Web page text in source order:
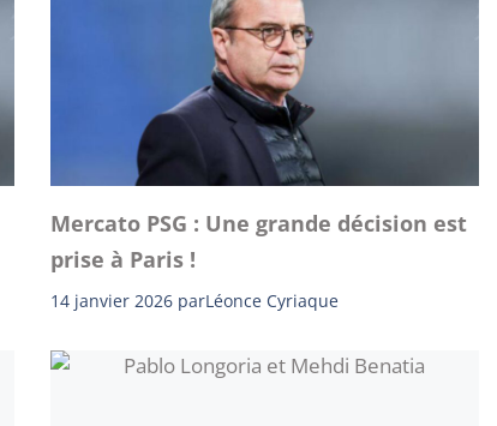
Mercato PSG : Une grande décision est
prise à Paris !
14 janvier 2026 parLéonce Cyriaque